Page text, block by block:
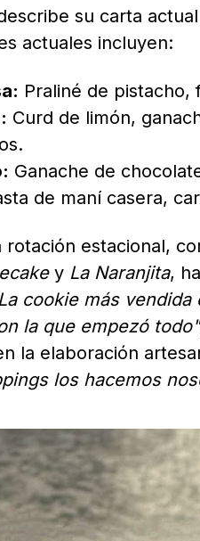
su carta
actuales incluyen:
Praliné de pistacho,
Curd de limón,
Ganache de
de maní casera,
rotación estacional,
y La Naranjita,
cookie más
la que empezó todo"
la elaboración
los hacemos